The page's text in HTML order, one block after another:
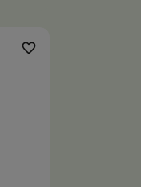
favorite_border